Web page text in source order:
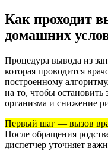
Как проходит
домашних
Процедура вывода из
которая проводится
построенному
на то, чтобы остановить
организма и снижение
Первый шаг — вызов
После обращения
диспетчер уточняет